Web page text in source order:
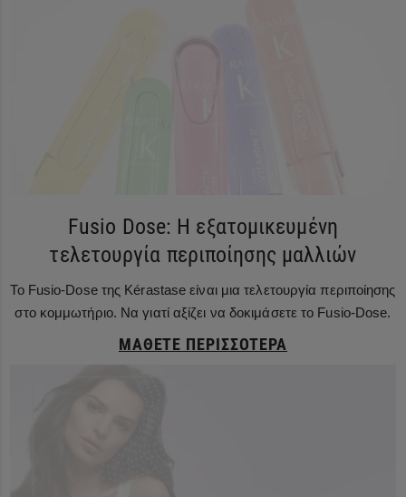
Fusio Dose: Η εξατομικευμένη
τελετουργία περιποίησης μαλλιών
Το Fusio-Dose της Kérastase είναι μια τελετουργία περιποίησης
στο κομμωτήριο. Να γιατί αξίζει να δοκιμάσετε το Fusio-Dose.
ΜΆΘΕΤΕ ΠΕΡΙΣΣΌΤΕΡΑ